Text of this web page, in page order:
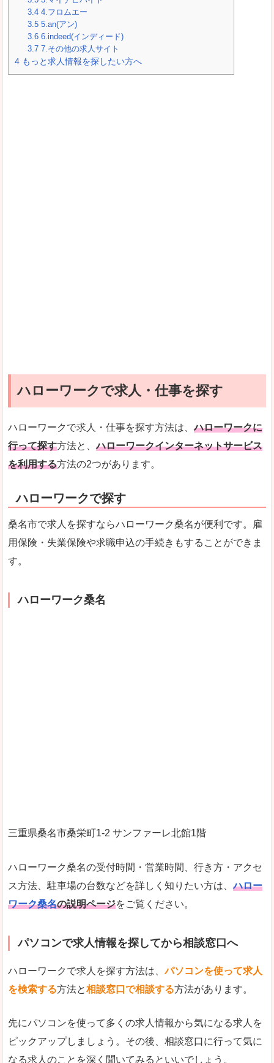
3.4 4.フロムエー
3.5 5.an(アン)
3.6 6.indeed(インディード)
3.7 7.その他の求人サイト
4 もっと求人情報を探したい方へ
ハローワークで求人・仕事を探す
ハローワークで求人・仕事を探す方法は、ハローワークに
行って探す方法と、ハローワークインターネットサービス
を利用する方法の2つがあります。
ハローワークで探す
桑名市で求人を探すならハローワーク桑名が便利です。雇
用保険・失業保険や求職申込の手続きもすることができま
す。
ハローワーク桑名
三重県桑名市桑栄町1-2 サンファーレ北館1階
ハローワーク桑名の受付時間・営業時間、行き方・アクセ
ス方法、駐車場の台数などを詳しく知りたい方は、ハロー
ワーク桑名の説明ページをご覧ください。
パソコンで求人情報を探してから相談窓口へ
ハローワークで求人を探す方法は、パソコンを使って求人
を検索する方法と相談窓口で相談する方法があります。
先にパソコンを使って多くの求人情報から気になる求人を
ピックアップしましょう。その後、相談窓口に行って気に
なる求人のことを深く聞いてみるといいでしょう。